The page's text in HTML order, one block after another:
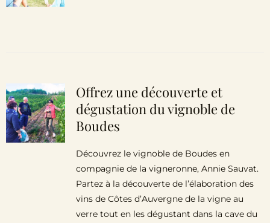
Offrez une découverte et
dégustation du vignoble de
Boudes
Découvrez le vignoble de Boudes en
compagnie de la vigneronne, Annie Sauvat.
Partez à la découverte de l’élaboration des
vins de Côtes d’Auvergne de la vigne au
verre tout en les dégustant dans la cave du